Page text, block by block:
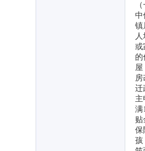
中
镇
或
的
迁
主
满
贴
保
孩